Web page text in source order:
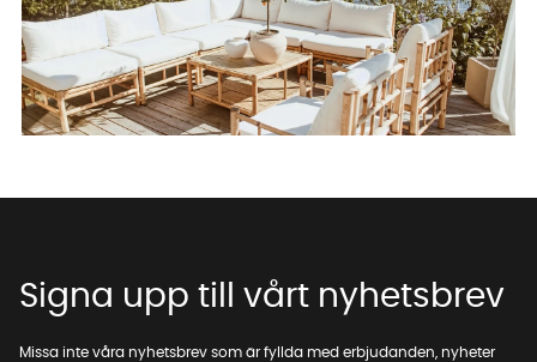
Signa upp till vårt nyhetsbrev
Missa inte våra nyhetsbrev som är fyllda med erbjudanden, nyheter